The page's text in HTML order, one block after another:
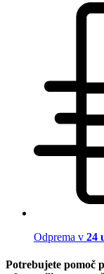
Odprema v 24
Potrebujete pomoč